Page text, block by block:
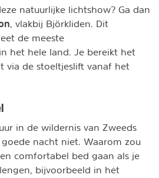
natuurlijke lichtshow? Ga dan
, vlakbij Björkliden. Dit
de meeste
het hele land. Je bereikt het
via de stoeltjeslift vanaf het
in de wildernis van Zweeds
nacht niet. Waarom zou
comfortabel bed gaan als je
bijvoorbeeld in hét